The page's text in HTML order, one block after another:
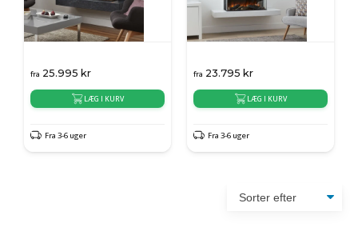
fra 25.995 kr
LÆG I KURV
Fra 3-6 uger
fra 23.795 kr
LÆG I KURV
Fra 3-6 uger